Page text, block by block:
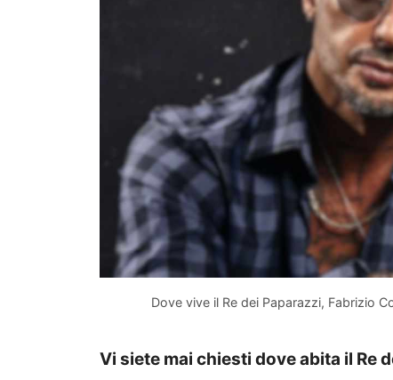
Dove vive il Re dei Paparazzi, Fabrizio
Vi siete mai chiesti dove abita il Re